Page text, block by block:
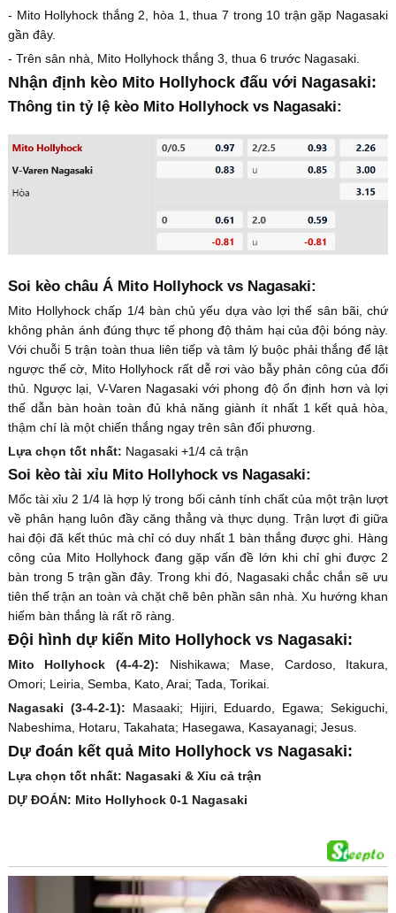
- Mito Hollyhock thắng 2, hòa 1, thua 7 trong 10 trận gặp Nagasaki
gần đây.
- Trên sân nhà, Mito Hollyhock thắng 3, thua 6 trước Nagasaki.
Nhận định kèo Mito Hollyhock đấu với Nagasaki:
Thông tin tỷ lệ kèo Mito Hollyhock vs Nagasaki:
Soi kèo châu Á Mito Hollyhock vs Nagasaki:
Mito Hollyhock chấp 1/4 bàn chủ yếu dựa vào lợi thế sân bãi, chứ
không phản ánh đúng thực tế phong độ thảm hại của đội bóng này.
Với chuỗi 5 trận toàn thua liên tiếp và tâm lý buộc phải thắng để lật
ngược thế cờ, Mito Hollyhock rất dễ rơi vào bẫy phản công của đối
thủ. Ngược lại, V-Varen Nagasaki với phong độ ổn định hơn và lợi
thế dẫn bàn hoàn toàn đủ khả năng giành ít nhất 1 kết quả hòa,
thậm chí là một chiến thắng ngay trên sân đối phương.
Lựa chọn tốt nhất: Nagasaki +1/4 cả trận
Soi kèo tài xỉu Mito Hollyhock vs Nagasaki:
Mốc tài xỉu 2 1/4 là hợp lý trong bối cảnh tính chất của một trận lượt
về phân hạng luôn đầy căng thẳng và thực dụng. Trận lượt đi giữa
hai đội đã kết thúc mà chỉ có duy nhất 1 bàn thắng được ghi. Hàng
công của Mito Hollyhock đang gặp vấn đề lớn khi chỉ ghi được 2
bàn trong 5 trận gần đây. Trong khi đó, Nagasaki chắc chắn sẽ ưu
tiên thế trận an toàn và chặt chẽ bên phần sân nhà. Xu hướng khan
hiếm bàn thắng là rất rõ ràng.
Đội hình dự kiến Mito Hollyhock vs Nagasaki:
Mito Hollyhock (4-4-2): Nishikawa; Mase, Cardoso, Itakura,
Omori; Leiria, Semba, Kato, Arai; Tada, Torikai.
Nagasaki (3-4-2-1): Masaaki; Hijiri, Eduardo, Egawa; Sekiguchi,
Nabeshima, Hotaru, Takahata; Hasegawa, Kasayanagi; Jesus.
Dự đoán kết quả Mito Hollyhock vs Nagasaki:
Lựa chọn tốt nhất: Nagasaki & Xỉu cả trận
DỰ ĐOÁN: Mito Hollyhock 0-1 Nagasaki